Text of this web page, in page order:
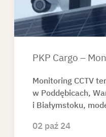
PKP Cargo –
Monitoring CCTV
w Poddębicach,
i Białymstoku,
02 paź 24